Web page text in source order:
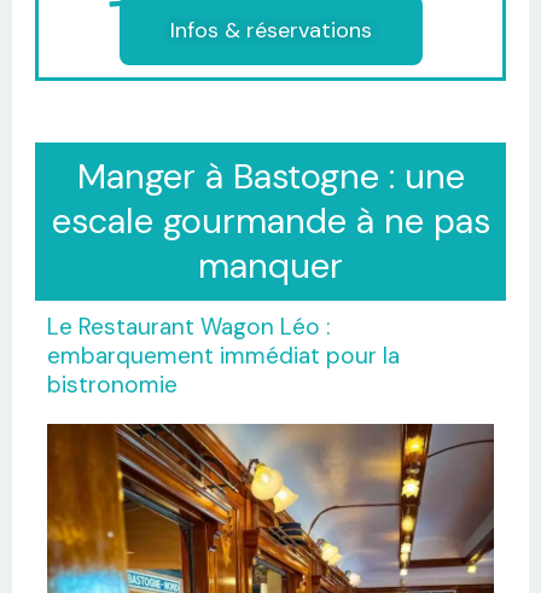
Infos & réservations
Manger à Bastogne : une
escale gourmande à ne pas
manquer
Le Restaurant Wagon Léo :
embarquement immédiat pour la
bistronomie